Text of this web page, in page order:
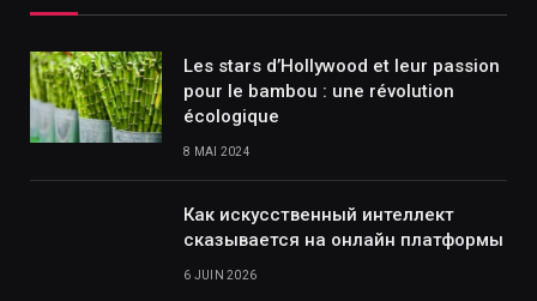
Les stars d’Hollywood et leur passion
pour le bambou : une révolution
écologique
8 MAI 2024
Как искусственный интеллект
сказывается на онлайн платформы
6 JUIN 2026